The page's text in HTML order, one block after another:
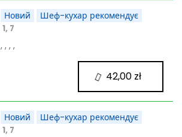
Новий Шеф-кухар рекомендує
1, 7
, , , ,
Новий Шеф-кухар рекомендує
1, 7